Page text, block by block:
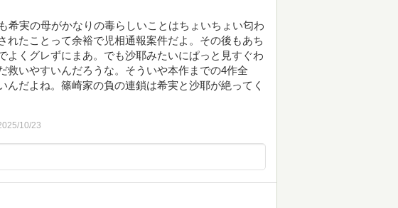
実の母がかなりの毒らしいことはちょいちょい匂わ
れたことって余裕で児相通報案件だよ。その後もあち
よくグレずにまあ。でも沙耶みたいにぱっと見すぐわ
救いやすいんだろうな。そういや本作までの4作全
んだよね。篠崎家の負の連鎖は希実と沙耶が絶ってく
10/23